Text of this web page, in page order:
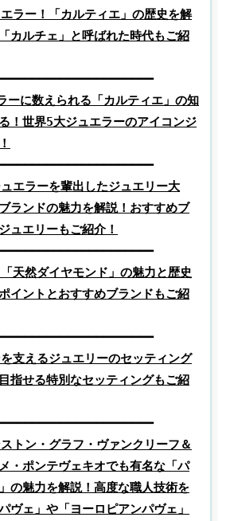
ラー！「カルティエ」の歴史を解
カルチェ」と呼ばれた時代もご紹
ーに数えられる「カルティエ」の知
！世界5大ジュエラーのアイコンジ
エラーを輩出したジュエリー大
ランドの魅力を解説！おすすめブ
天然ダイヤモンド」の魅力と歴史
イントとおすすめブランドもご紹
支えるジュエリーのセッティング
指せる特別なセッティングもご紹
トン・グラフ・ヴァンクリーフ＆
・ポンテヴェキオでも有名な「パ
の魅力を解説！高度な職人技術を
ヴェ」や「ヨーロピアンパヴェ」